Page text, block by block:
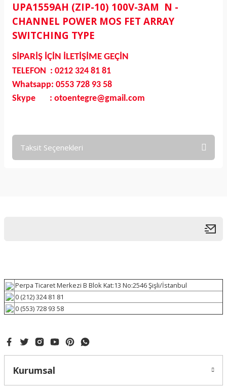
UPA1559AH (ZIP-10) 100V-3AM N -
CHANNEL POWER MOS FET ARRAY
SWITCHING TYPE
SİPARİŞ İÇİN İLETİŞİME GEÇİN
TELEFON : 0212 324 81 81
Whatsapp: 0553 728 93 58
Skype : otoentegre@gmail.com
Taksit Seçenekleri
Perpa Ticaret Merkezi B Blok Kat:13 No:2546 Şişli/İstanbul
0 (212) 324 81 81
0 (553) 728 93 58
Kurumsal